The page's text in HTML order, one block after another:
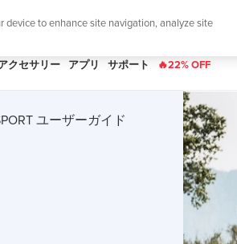
スレターに登録すると、5％オ
クセサリー アプリ サポート 🔥22% OFF
ユーザーガイド
device to enhance site navigation, analyze site